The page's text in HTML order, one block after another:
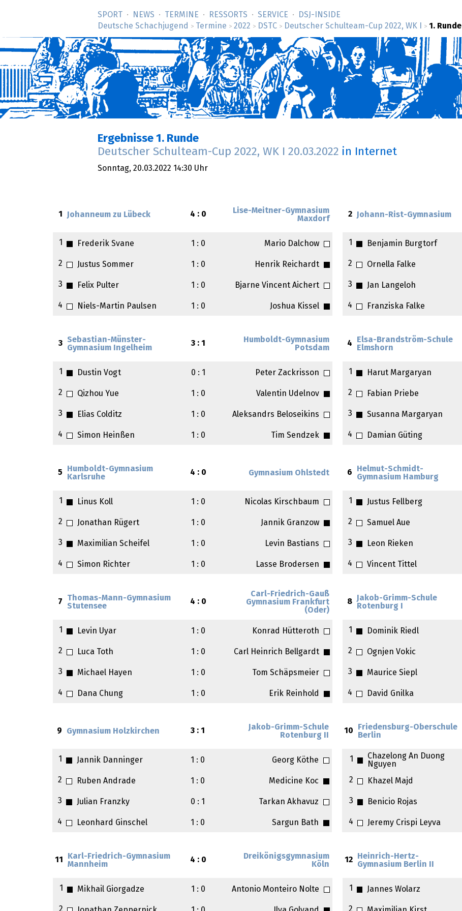
SPORT NEWS TERMINE RESSORTS SERVICE
DSJ-­INSIDE
Deutsche Schachjugend
> Termine > 2022 > DSTC > Deutscher Schulteam-Cup 2022, WK I > 1. Runde
Ergebnisse 1. Runde
Deutscher Schulteam-Cup 2022, WK I 20.03.2022 in Internet
Sonntag, 20.03.2022 14:30 Uhr
1 Johanneum zu Lübeck 4 : 0
Lise-Meitner-Gymnasium
Maxdorf
1 Frederik Svane 1 : 0 Mario Dalchow
2 Justus Sommer 1 : 0 Henrik Reichardt
3 Felix Pulter 1 : 0 Bjarne Vincent Aichert
4 Niels-Martin Paulsen 1 : 0 Joshua Kissel
2 Johann-Rist-Gymnasium
1 Benjamin Burgtorf
2 Ornella Falke
3 Jan Langeloh
4 Franziska Falke
3 Sebastian-Münster-
Gymnasium Ingelheim
3 : 1
Humboldt-Gymnasium
Potsdam
1 Dustin Vogt 0 : 1 Peter Zackrisson
2 Qizhou Yue 1 : 0 Valentin Udelnov
3 Elias Colditz 1 : 0 Aleksandrs Beloseikins
4 Simon Heinßen 1 : 0 Tim Sendzek
4
Elsa-Brandström-Schule
Elmshorn
1 Harut Margaryan
2 Fabian Priebe
3 Susanna Margaryan
4 Damian Güting
5
Humboldt-Gymnasium
Karlsruhe
4 : 0 Gymnasium Ohlstedt
1 Linus Koll 1 : 0 Nicolas Kirschbaum
2 Jonathan Rügert 1 : 0 Jannik Granzow
3 Maximilian Scheifel 1 : 0 Levin Bastians
4 Simon Richter 1 : 0 Lasse Brodersen
6
Helmut-Schmidt-
Gymnasium Hamburg
1 Justus Fellberg
2 Samuel Aue
3 Leon Rieken
4 Vincent Tittel
7
Thomas-Mann-Gymnasium
Stutensee
4 : 0
Carl-Friedrich-Gauß
Gymnasium Frankfurt
(Oder)
1 Levin Uyar 1 : 0 Konrad Hütteroth
2 Luca Toth 1 : 0 Carl Heinrich Bellgardt
3 Michael Hayen 1 : 0 Tom Schäpsmeier
4 Dana Chung 1 : 0 Erik Reinhold
8
Jakob-Grimm-Schule
Rotenburg I
1 Dominik Riedl
2 Ognjen Vokic
3 Maurice Siepl
4 David Gnilka
9 Gymnasium Holzkirchen 3 : 1
Jakob-Grimm-Schule
Rotenburg II
1 Jannik Danninger 1 : 0 Georg Köthe
2 Ruben Andrade 1 : 0 Medicine Koc
3 Julian Franzky 0 : 1 Tarkan Akhavuz
4 Leonhard Ginschel 1 : 0 Sargun Bath
10
Friedensburg-Oberschule
Berlin
1
Chazelong An Duong
Nguyen
2 Khazel Majd
3 Benicio Rojas
4 Jeremy Crispi Leyva
11
Karl-Friedrich-Gymnasium
Mannheim
4 : 0
Dreikönigsgymnasium
Köln
1 Mikhail Giorgadze 1 : 0 Antonio Monteiro Nolte
2
12
Heinrich-Hertz-
Gymnasium Berlin II
1 Jannes Wolarz
2